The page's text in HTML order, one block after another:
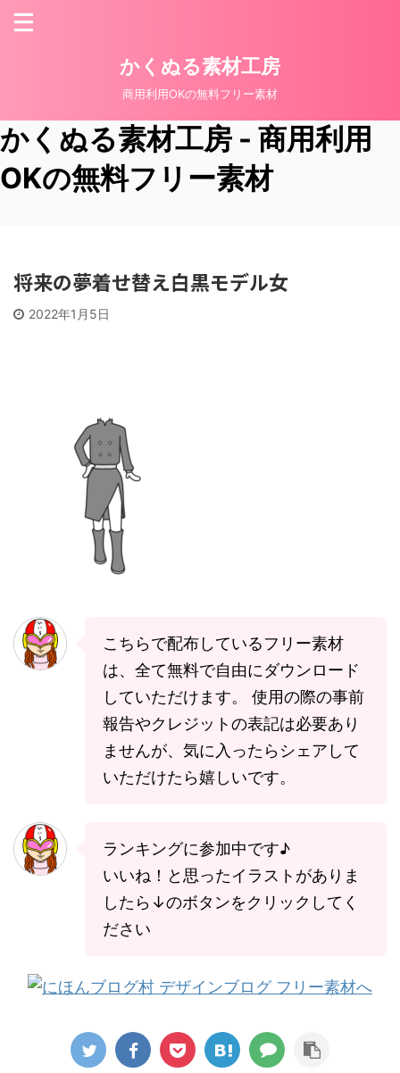
かくぬる素材工房
商用利用OKの無料フリー素材
かくぬる素材工房 - 商用利用
OKの無料フリー素材
将来の夢着せ替え白黒モデル女
2022年1月5日
こちらで配布しているフリー素材
は、全て無料で自由にダウンロード
していただけます。 使用の際の事前
報告やクレジットの表記は必要あり
ませんが、気に入ったらシェアして
いただけたら嬉しいです。
ランキングに参加中です♪
いいね！と思ったイラストがありま
したら↓のボタンをクリックしてく
ださい